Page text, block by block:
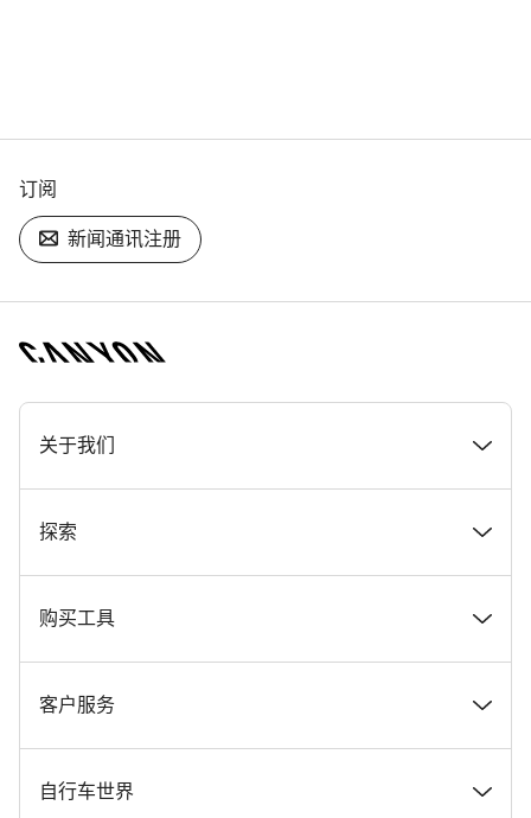
订阅
新闻通讯注册
[footer.linksList.title]
关于我们
奖项
在 Canyon 工作
Canyon 新闻发布室
条款和条件
探索
新闻和故事
提示和建议
Canyon Home Koblenz
购买工具
找到您梦寐以求的 Canyon 自行车
现货自行车
客户服务
支持中心
自行车世界